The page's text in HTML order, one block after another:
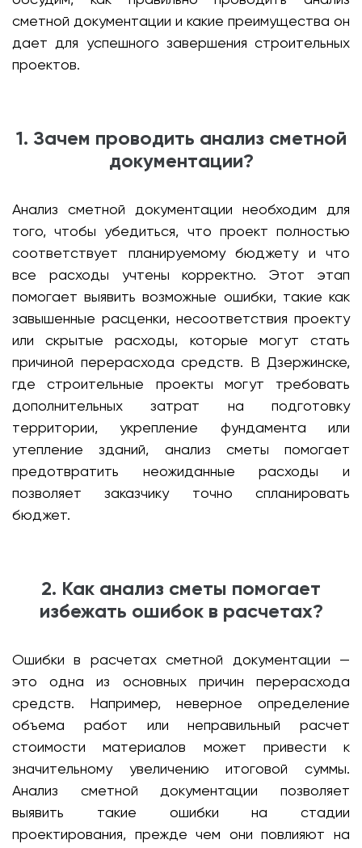
сметной документации и какие преимущества он
дает для успешного завершения строительных
проектов.
1. Зачем проводить анализ сметной
документации?
Анализ сметной документации необходим для
того, чтобы убедиться, что проект полностью
соответствует планируемому бюджету и что
все расходы учтены корректно. Этот этап
помогает выявить возможные ошибки, такие как
завышенные расценки, несоответствия проекту
или скрытые расходы, которые могут стать
причиной перерасхода средств. В Дзержинске,
где строительные проекты могут требовать
дополнительных затрат на подготовку
территории, укрепление фундамента или
утепление зданий, анализ сметы помогает
предотвратить неожиданные расходы и
позволяет заказчику точно спланировать
бюджет.
2. Как анализ сметы помогает
избежать ошибок в расчетах?
Ошибки в расчетах сметной документации —
это одна из основных причин перерасхода
средств. Например, неверное определение
объема работ или неправильный расчет
стоимости материалов может привести к
значительному увеличению итоговой суммы.
Анализ сметной документации позволяет
выявить такие ошибки на стадии
проектирования, прежде чем они повлияют на